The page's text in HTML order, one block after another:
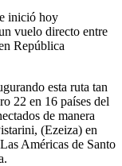
inició hoy
vuelo directo entre
República
esta ruta tan
22 en 16 países del
de manera
(Ezeiza) en
Américas de Santo